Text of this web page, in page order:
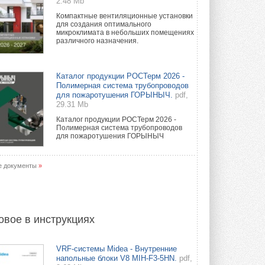
Компактные вентиляционные установки
для создания оптимального
микроклимата в небольших помещениях
различного назначения.
Каталог продукции РОСТерм 2026 -
Полимерная система трубопроводов
для пожаротушения ГОРЫНЫЧ.
pdf,
29.31 Mb
Каталог продукции РОСТерм 2026 -
Полимерная система трубопроводов
для пожаротушения ГОРЫНЫЧ
документы »
в инструкциях
VRF-системы Midea - Внутренние
напольные блоки V8 MIH-F3-5HN. pdf,